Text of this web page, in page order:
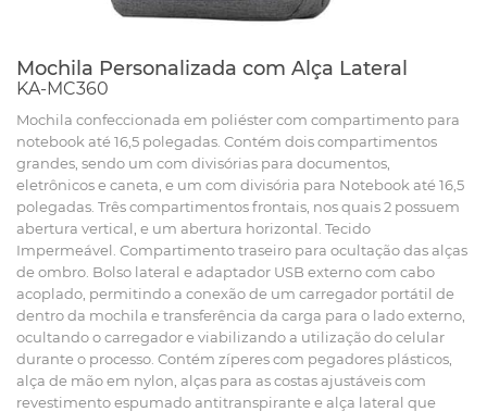
Mochila Personalizada com Alça Lateral
KA-MC360
Mochila confeccionada em poliéster com compartimento para
notebook até 16,5 polegadas. Contém dois compartimentos
grandes, sendo um com divisórias para documentos,
eletrônicos e caneta, e um com divisória para Notebook até 16,5
polegadas. Três compartimentos frontais, nos quais 2 possuem
abertura vertical, e um abertura horizontal. Tecido
Impermeável. Compartimento traseiro para ocultação das alças
de ombro. Bolso lateral e adaptador USB externo com cabo
acoplado, permitindo a conexão de um carregador portátil de
dentro da mochila e transferência da carga para o lado externo,
ocultando o carregador e viabilizando a utilização do celular
durante o processo. Contém zíperes com pegadores plásticos,
alça de mão em nylon, alças para as costas ajustáveis com
revestimento espumado antitranspirante e alça lateral que